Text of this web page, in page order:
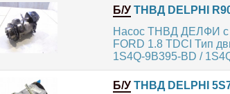
Б/У ТНВД DELPHI
Насос ТНВД ДЕЛФИ с
FORD 1.8 TDCI Тип
1S4Q-9B395-BD /
Б/У ТНВД DELPHI